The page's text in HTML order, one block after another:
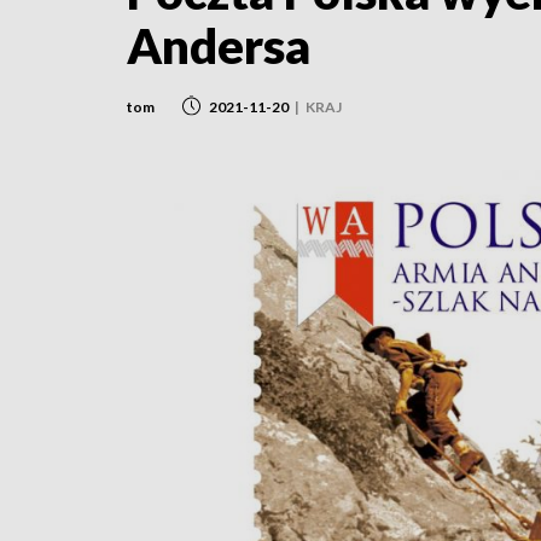
Andersa
tom 2021-11-20 | KRAJ